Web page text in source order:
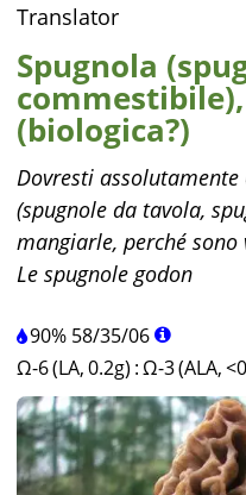
Translator
Spugnola
(biologica?)
Dovresti
(spugnole da tavola,
mangiarle, perché sono
Le spugnole godon
90% 58/35/06
Ω-6 (LA, 0.2g) :Ω-3 (ALA,